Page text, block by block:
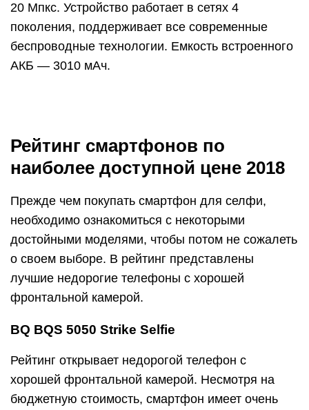
20 Мпкс. Устройство работает в сетях 4
поколения, поддерживает все современные
беспроводные технологии. Емкость встроенного
АКБ — 3010 мАч.
Рейтинг смартфонов по
наиболее доступной цене 2018
Прежде чем покупать смартфон для селфи,
необходимо ознакомиться с некоторыми
достойными моделями, чтобы потом не сожалеть
о своем выборе. В рейтинг представлены
лучшие недорогие телефоны с хорошей
фронтальной камерой.
BQ BQS 5050 Strike Selfie
Рейтинг открывает недорогой телефон с
хорошей фронтальной камерой. Несмотря на
бюджетную стоимость, смартфон имеет очень